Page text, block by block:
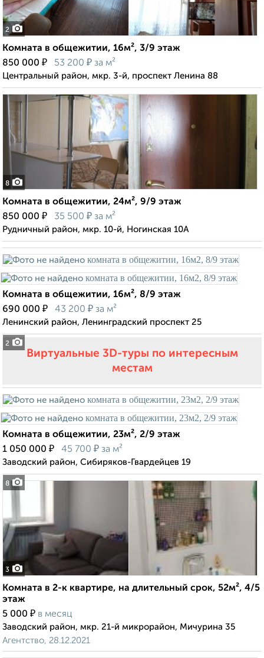
2
Комната в общежитии, 16м², 3/9 этаж
850 000 ₽ 53 200 ₽ за м²
Центральный район, мкр. 3-й, проспект Ленина 88
8
Комната в общежитии, 24м², 9/9 этаж
850 000 ₽ 35 500 ₽ за м²
Рудничный район, мкр. 10-й, Ногинская 10А
2
Комната в общежитии, 16м², 8/9 этаж
690 000 ₽ 43 200 ₽ за м²
Ленинский район, Ленинградский проспект 25
Виртуальные 3D-туры по интересным
местам
8
Комната в общежитии, 23м², 2/9 этаж
1 050 000 ₽ 45 700 ₽ за м²
Заводский район, Сибиряков-Гвардейцев 19
3
Комната в 2-к квартире, на длительный срок, 52м², 4/5
этаж
5 000 ₽ в месяц
Заводский район, мкр. 21-й микрорайон, Мичурина 35
Агентство, 28.12.2021